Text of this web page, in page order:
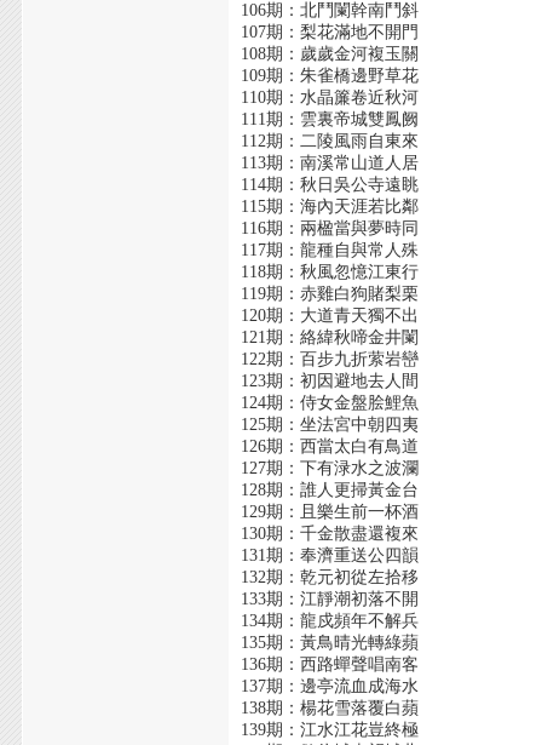
106期：北鬥闌幹南鬥斜
107期：梨花滿地不開門
108期：歲歲金河複玉關
109期：朱雀橋邊野草花
110期：水晶簾卷近秋河
111期：雲裏帝城雙鳳阙
112期：二陵風雨自東來
113期：南溪常山道人居
114期：秋日吳公寺遠眺
115期：海內天涯若比鄰
116期：兩楹當與夢時同
117期：龍種自與常人殊
118期：秋風忽憶江東行
119期：赤雞白狗賭梨栗
120期：大道青天獨不出
121期：絡緯秋啼金井闌
122期：百步九折萦岩巒
123期：初因避地去人間
124期：侍女金盤脍鯉魚
125期：坐法宮中朝四夷
126期：西當太白有鳥道
127期：下有渌水之波瀾
128期：誰人更掃黃金台
129期：且樂生前一杯酒
130期：千金散盡還複來
131期：奉濟重送公四韻
132期：乾元初從左拾移
133期：江靜潮初落不開
134期：龍戍頻年不解兵
135期：黃鳥晴光轉綠蘋
136期：西路蟬聲唱南客
137期：邊亭流血成海水
138期：楊花雪落覆白蘋
139期：江水江花豈終極